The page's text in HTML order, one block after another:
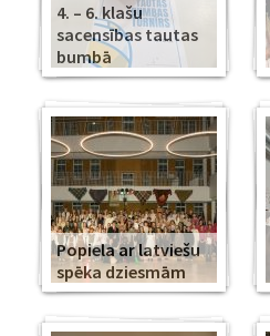
4. – 6. klašu
sacensības tautas
bumbā
Popiela ar latviešu
spēka dziesmām